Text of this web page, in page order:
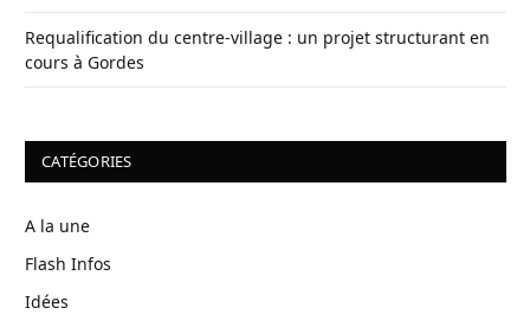
Requalification du centre-village : un projet structurant en
cours à Gordes
CATÉGORIES
A la une
Flash Infos
Idées